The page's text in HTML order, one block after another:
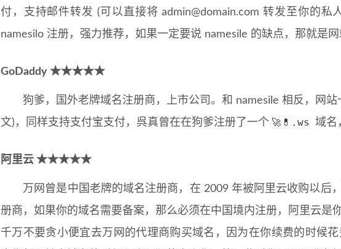
付，支持邮件转发 (可以直接将 admin@domain.com 转发至你的私
namesilo 注册，强力推荐，如果一定要说 namesile 的缺点，那就是
GoDaddy ★★★★★
狗爹，国外老牌域名注册商，上市公司。和 namesile 相反，网站
文)，同样支持支付宝支付，呉真曾在在狗爹注册了一个 🚀💊.ws 域名
阿里云 ★★★★★
万网曾是中国老牌的域名注册商，在 2009 年被阿里云收购以后
册商，如果你的域名需要备案，那么必须在中国境内注册，阿里云是
千万不要贪小便宜去万网的代理商购买域名，因为在你续费的时候